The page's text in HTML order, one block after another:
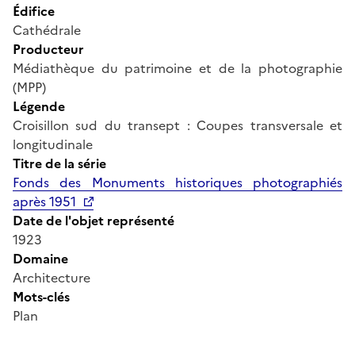
Édifice
Cathédrale
Producteur
Médiathèque du patrimoine et de la photographie
(MPP)
Légende
Croisillon sud du transept : Coupes transversale et
longitudinale
Titre de la série
Fonds des Monuments historiques photographiés
après 1951
Date de l'objet représenté
1923
Domaine
Architecture
Mots-clés
Plan